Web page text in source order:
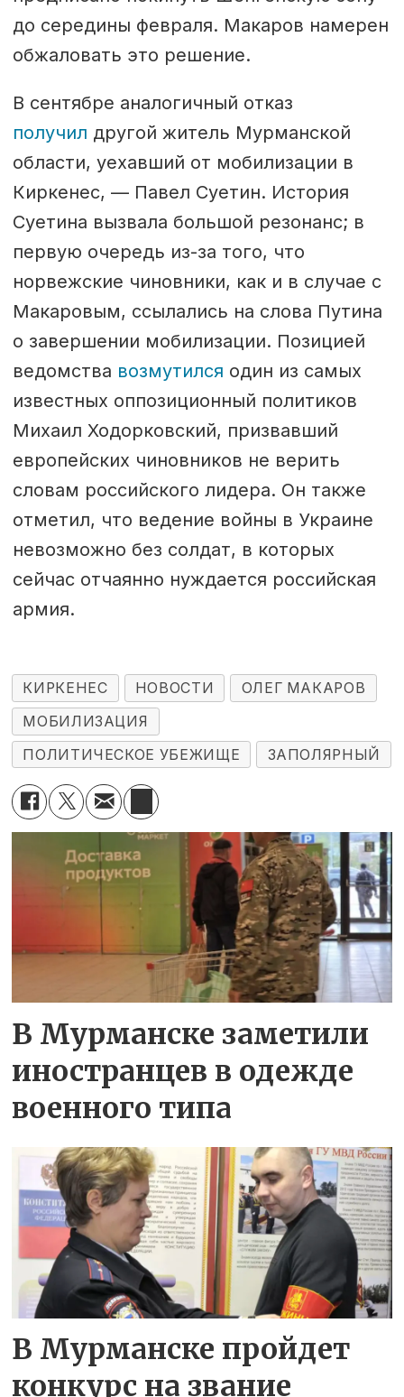
до середины февраля. Макаров намерен
обжаловать это решение.
В сентябре аналогичный отказ
получил другой житель Мурманской
области, уехавший от мобилизации в
Киркенес, — Павел Суетин. История
Суетина вызвала большой резонанс; в
первую очередь из-за того, что
норвежские чиновники, как и в случае с
Макаровым, ссылались на слова Путина
о завершении мобилизации. Позицией
ведомства возмутился один из самых
известных оппозиционный политиков
Михаил Ходорковский, призвавший
европейских чиновников не верить
словам российского лидера. Он также
отметил, что ведение войны в Украине
невозможно без солдат, в которых
сейчас отчаянно нуждается российская
армия.
КИРКЕНЕС НОВОСТИ
ОЛЕГ МАКАРОВ
МОБИЛИЗАЦИЯ
ПОЛИТИЧЕСКОЕ УБЕЖИЩЕ
ЗАПОЛЯРНЫЙ
В Мурманске заметили
иностранцев в одежде
военного типа
В Мурманске пройдет
конкурс на звание